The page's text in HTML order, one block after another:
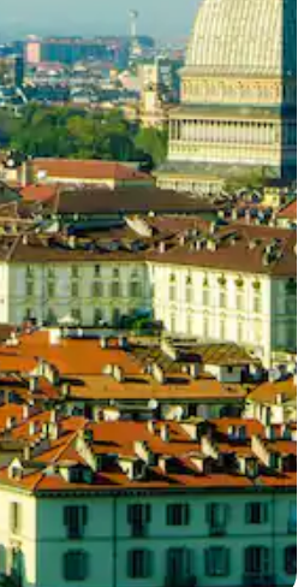
ou en appuyant et en faisant glisser.